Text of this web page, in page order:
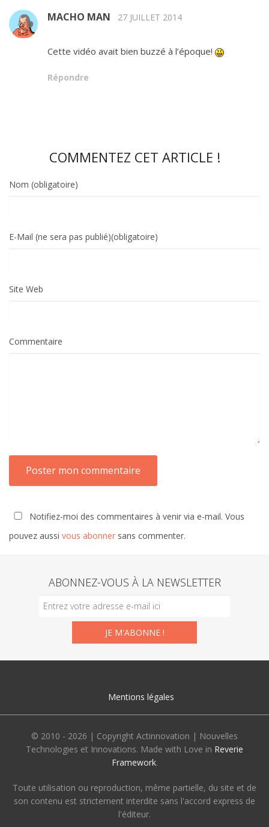
MACHO MAN 27 JUILLET 2014
Cette vidéo avait bien buzzé à l’époque!
Répondre
COMMENTEZ CET ARTICLE !
Nom (obligatoire)
E-Mail (ne sera pas publié)(obligatoire)
Site Web
Commentaire
Notifiez-moi des commentaires à venir via e-mail. Vous
pouvez aussi vous abonner sans commenter.
ABONNEZ-VOUS À LA NEWSLETTER
Mentions légales
© 2010 - 2026 | Copyright Actinnovation | Nouvelles
Technologies et Innovations. Made with Love in Reverie
Framework.
Toute utilisation ou reproduction, même partielle, du site et de
son contenu est strictement interdite sans l'accord express de
l'éditeur.